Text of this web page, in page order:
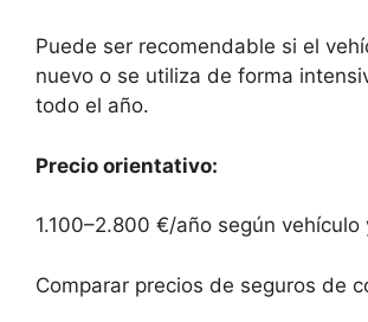
Puede ser recomendable si el
nuevo o se utiliza de forma
todo el año.
Precio orientativo:
1.100–2.800 €/año según vehículo
Comparar precios de seguros de